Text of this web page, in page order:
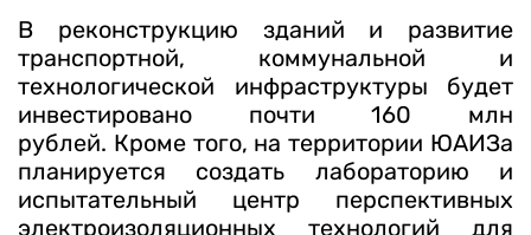
В реконструкцию зданий и развитие
транспортной, коммунальной и
технологической инфраструктуры будет
инвестировано почти 160 млн
рублей. Кроме того, на территории ЮАИЗа
планируется создать лабораторию и
испытательный центр перспективных
электроизоляционных технологий для